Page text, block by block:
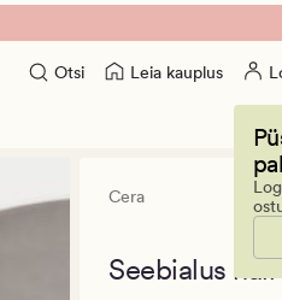
Otsi Leia kauplus
Cera
Seebialus